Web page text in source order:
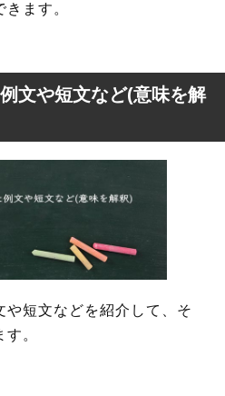
ます。
文や短文など(意味を解
や短文などを紹介して、そ
。